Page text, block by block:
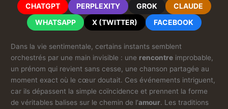
CHATGPT PERPLEXITY GROK
CLAUDE
WHATSAPP
X (TWITTER) FACEBOOK
Dans la vie sentimentale, certains instants semblent
orchestrés par une main invisible : une rencontre improbable,
un prénom qui revient sans cesse, une chanson partagée au
moment exact où le cœur doutait. Ces événements intriguent,
car ils dépassent la simple coïncidence et prennent la forme
de véritables balises sur le chemin de l’amour. Les traditions